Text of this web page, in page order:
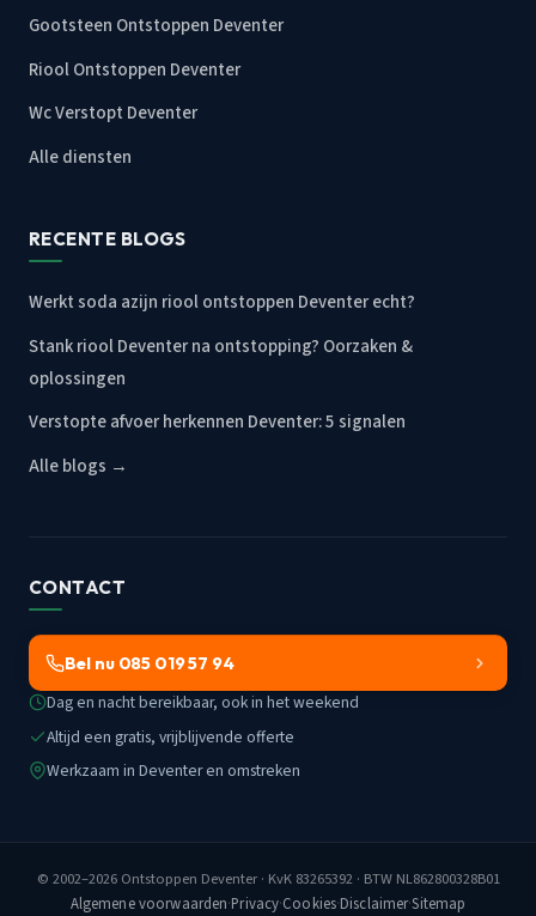
Gootsteen Ontstoppen Deventer
Riool Ontstoppen Deventer
Wc Verstopt Deventer
Alle diensten
RECENTE BLOGS
Werkt soda azijn riool ontstoppen Deventer echt?
Stank riool Deventer na ontstopping? Oorzaken &
oplossingen
Verstopte afvoer herkennen Deventer: 5 signalen
Alle blogs →
CONTACT
Bel nu 085 019 57 94
Dag en nacht bereikbaar, ook in het weekend
Altijd een gratis, vrijblijvende offerte
Werkzaam in Deventer en omstreken
© 2002–2026 Ontstoppen Deventer· KvK 83265392 · BTW NL862800328B01
Algemene voorwaarden·Privacy·Cookies·Disclaimer·Sitemap